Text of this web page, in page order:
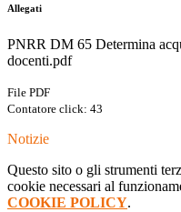
Allegati
PNRR DM 65 Determina
docenti.pdf
File PDF
Contatore click: 43
Notizie
Questo sito o gli strumenti
cookie necessari al
COOKIE POLICY.